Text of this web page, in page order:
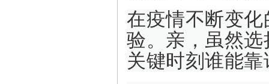
在疫情不断变
验。亲，虽然
关键时刻谁能